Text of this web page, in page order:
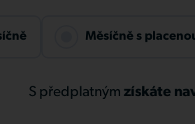
Měsíčně s
S předplatným získáte